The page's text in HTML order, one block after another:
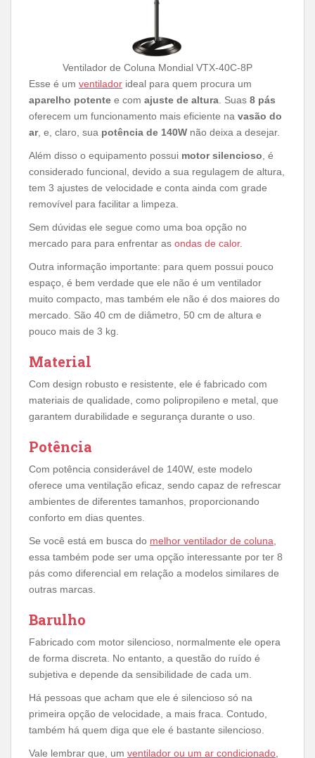
Ventilador de Coluna Mondial VTX-40C-8P
Esse é um ventilador ideal para quem procura um
aparelho potente e com ajuste de altura . Suas 8 pás
oferecem um funcionamento mais eficiente na vasão do
ar, e, claro, sua potência de 140W não deixa a desejar.
Além disso o equipamento possui motor silencioso , é
considerado funcional, devido a sua regulagem de altura,
tem 3 ajustes de velocidade e conta ainda com grade
removível para facilitar a limpeza.
Sem dúvidas ele segue como uma boa opção no
mercado para para enfrentar as ondas de calor.
Outra informação importante: para quem possui pouco
espaço, é bem verdade que ele não é um ventilador
muito compacto, mas também ele não é dos maiores do
mercado. São 40 cm de diâmetro, 50 cm de altura e
pouco mais de 3 kg.
Material
Com design robusto e resistente, ele é fabricado com
materiais de qualidade, como polipropileno e metal, que
garantem durabilidade e segurança durante o uso.
Potência
Com potência considerável de 140W, este modelo
oferece uma ventilação eficaz, sendo capaz de refrescar
ambientes de diferentes tamanhos, proporcionando
conforto em dias quentes.
Se você está em busca do melhor ventilador de coluna
essa também pode ser uma opção interessante por ter 8
pás como diferencial em relação a modelos similares de
outras marcas.
Barulho
Fabricado com motor silencioso, normalmente ele opera
de forma discreta. No entanto, a questão do ruído é
subjetiva e depende da sensibilidade de cada um.
Há pessoas que acham que ele é silencioso só na
primeira opção de velocidade, a mais fraca. Contudo,
também há quem diga que ele é bastante silencioso.
Vale lembrar que, um ventilador ou um ar condicionado